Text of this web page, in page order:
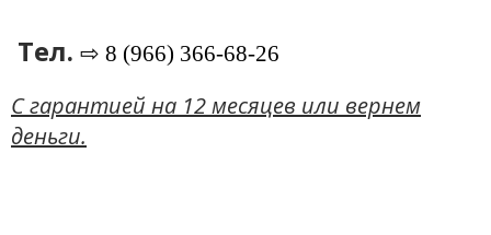
Тел. ⇨ 8 (966) 366-68-26
C гарантией на 12 месяцев или вернем
деньги.